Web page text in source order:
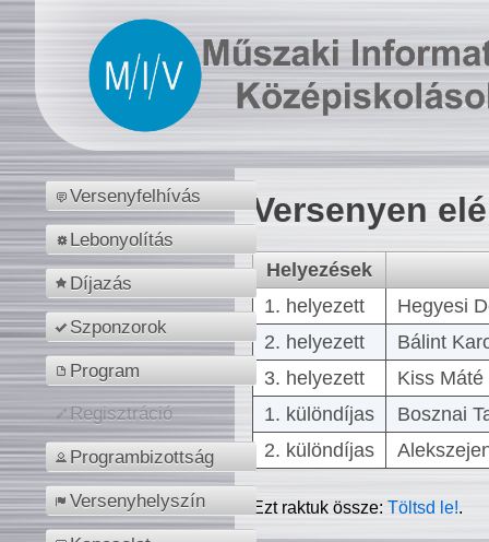
Versenyfelhívás
Lebonyolítás
Díjazás
Szponzorok
Program
Regisztráció
Programbizottság
Versenyhelyszín
Versenyen
Helyezések
1. helyezett
Hegyesi
2. helyezett
Bálint
3. helyezett
Kiss
1. különdíjas
Bosznai
2. különdíjas
Ezt raktuk össze:Töltsd le!.